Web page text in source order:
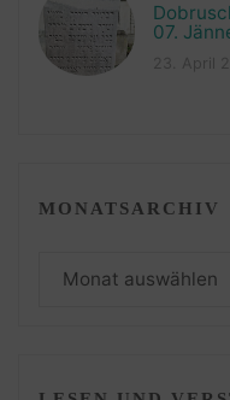
07.
MONATSARCHIV
Monatsarchiv